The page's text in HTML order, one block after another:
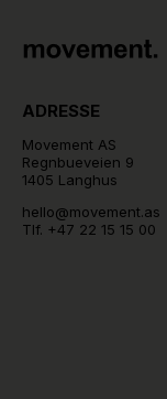
ADRESSE
Movement AS
Regnbueveien 9
1405 Langhus
hello@movement.as
Tlf. +47 22 15 15 00